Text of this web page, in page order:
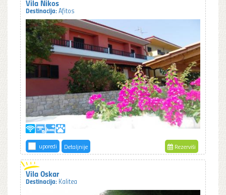
Vila Nikos
Destinacija:Afitos
uporedi Detaljnije Rezerviši
Vila Oskar
Destinacija: Kalitea